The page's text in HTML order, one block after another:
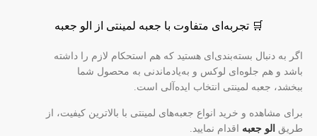
🛒 تجربه‌ای متفاوت با جعبه لمینتی از الو جعبه
اگر به دنبال بسته‌بندی‌ای هستید که هم استحکام لازم را داشته
باشد و هم جلوه‌ای لوکس و به‌یادماندنی به محصول شما
ببخشد، جعبه لمینتی انتخاب ایده‌آلی است.
برای مشاهده و خرید انواع جعبه‌های لمینتی با بالاترین کیفیت، از
طریق الو جعبه اقدام نمایید.